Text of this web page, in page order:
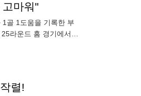
마워"
골 1도움을 기록한 부
라운드 홈 경기에서
렬!